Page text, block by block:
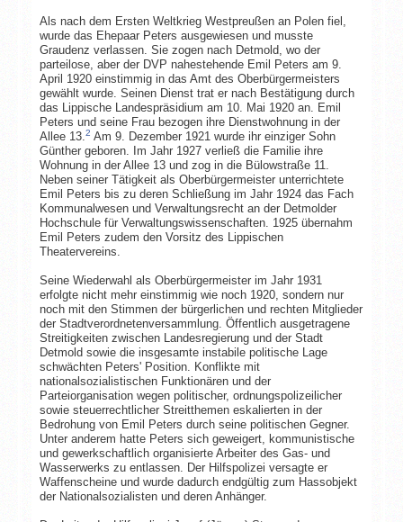
Als nach dem Ersten Weltkrieg Westpreußen an Polen fiel,
wurde das Ehepaar Peters ausgewiesen und musste
Graudenz verlassen. Sie zogen nach Detmold, wo der
parteilose, aber der DVP nahestehende Emil Peters am 9.
April 1920 einstimmig in das Amt des Oberbürgermeisters
gewählt wurde. Seinen Dienst trat er nach Bestätigung durch
das Lippische Landespräsidium am 10. Mai 1920 an. Emil
Peters und seine Frau bezogen ihre Dienstwohnung in der
Allee 13. 2 Am 9. Dezember 1921 wurde ihr einziger Sohn
Günther geboren. Im Jahr 1927 verließ die Familie ihre
Wohnung in der Allee 13 und zog in die Bülowstraße 11.
Neben seiner Tätigkeit als Oberbürgermeister unterrichtete
Emil Peters bis zu deren Schließung im Jahr 1924 das Fach
Kommunalwesen und Verwaltungsrecht an der Detmolder
Hochschule für Verwaltungswissenschaften. 1925 übernahm
Emil Peters zudem den Vorsitz des Lippischen
Theatervereins.
Seine Wiederwahl als Oberbürgermeister im Jahr 1931
erfolgte nicht mehr einstimmig wie noch 1920, sondern nur
noch mit den Stimmen der bürgerlichen und rechten Mitglieder
der Stadtverordnetenversammlung. Öffentlich ausgetragene
Streitigkeiten zwischen Landesregierung und der Stadt
Detmold sowie die insgesamte instabile politische Lage
schwächten Peters' Position. Konflikte mit
nationalsozialistischen Funktionären und der
Parteiorganisation wegen politischer, ordnungspolizeilicher
sowie steuerrechtlicher Streitthemen eskalierten in der
Bedrohung von Emil Peters durch seine politischen Gegner.
Unter anderem hatte Peters sich geweigert, kommunistische
und gewerkschaftlich organisierte Arbeiter des Gas- und
Wasserwerks zu entlassen. Der Hilfspolizei versagte er
Waffenscheine und wurde dadurch endgültig zum Hassobjekt
der Nationalsozialisten und deren Anhänger.